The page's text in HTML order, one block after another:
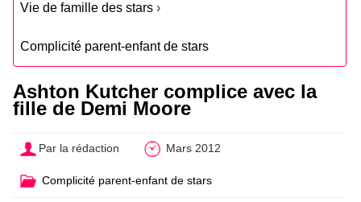
Vie de famille des stars ›
Complicité parent-enfant de stars
Ashton Kutcher complice avec la
fille de Demi Moore
Par la rédaction Mars 2012
Complicité parent-enfant de stars